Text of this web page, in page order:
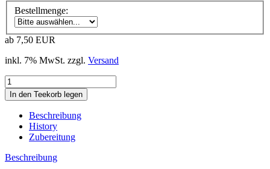
Bestellmenge:
ab 7,50 EUR
inkl. 7% MwSt. zzgl. Versand
Beschreibung
History
Zubereitung
Beschreibung